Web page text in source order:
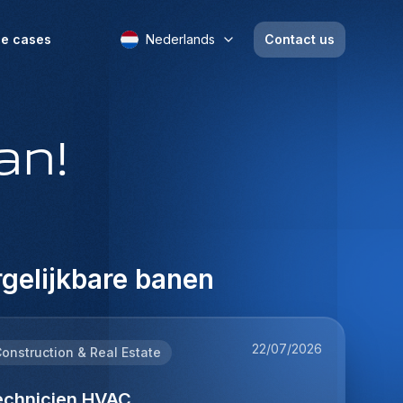
cases Nederlands Contact us
banen
& Real Estate 22/07/2026